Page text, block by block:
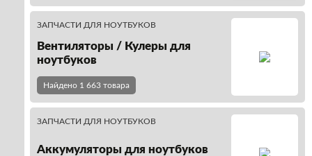
ЗАПЧАСТИ ДЛЯ НОУТБУКОВ
Вентиляторы / Кулеры для
ноутбуков
Найдено 1 663 товара
ЗАПЧАСТИ ДЛЯ НОУТБУКОВ
Аккумуляторы для ноутбуков